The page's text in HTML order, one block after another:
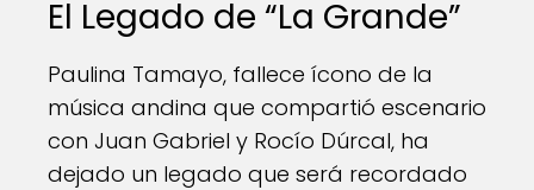
El Legado de “La Grande”
Paulina Tamayo, fallece ícono de la
música andina que compartió escenario
con Juan Gabriel y Rocío Dúrcal, ha
dejado un legado que será recordado